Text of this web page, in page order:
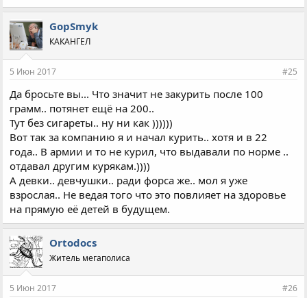
GopSmyk
КАКАНГЕЛ
5 Июн 2017 #25
Да бросьте вы... Что значит не закурить после 100
грамм.. потянет ещё на 200..
Тут без сигареты.. ну ни как ))))))
Вот так за компанию я и начал курить.. хотя и в 22
года.. В армии и то не курил, что выдавали по норме ..
отдавал другим курякам.))))
А девки.. девчушки.. ради форса же.. мол я уже
взрослая.. Не ведая того что это повлияет на здоровье
на прямую её детей в будущем.
Ortodocs
Житель мегаполиса
5 Июн 2017 #26